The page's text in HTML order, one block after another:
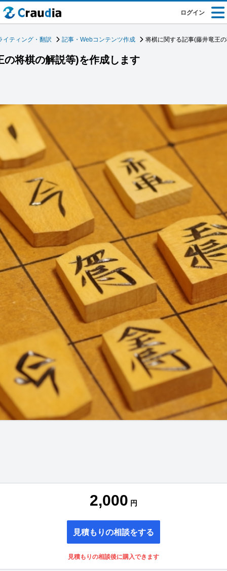
ログイン
イティング・翻訳 記事・Webコンテンツ作成 将棋に関する記事(藤井竜王
将棋の解説等)を作成します
2,000 円
見積もりの相談をする
見積もりの相談後に購入できます